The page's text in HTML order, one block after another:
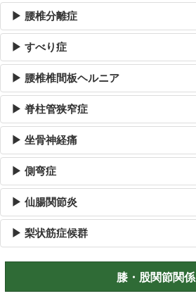
▶ 腰椎分離症
▶ すべり症
▶ 腰椎椎間板ヘルニア
▶ 脊柱管狭窄症
▶ 坐骨神経痛
▶ 側弯症
▶ 仙腸関節炎
▶ 梨状筋症候群
膝・股関節関係